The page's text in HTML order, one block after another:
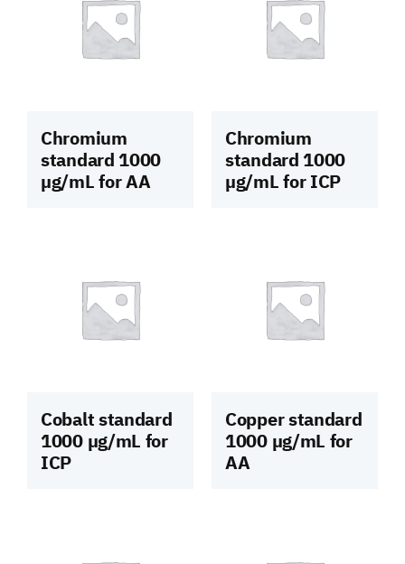
Chromium
standard 1000
µg/mL for AA
Chromium
standard 1000
µg/mL for ICP
Cobalt standard
1000 µg/mL for
ICP
Copper standard
1000 µg/mL for
AA